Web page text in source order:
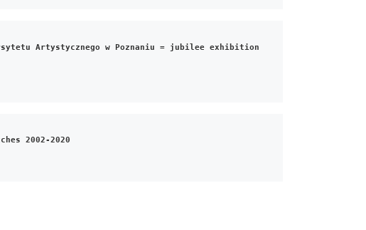
Artystycznego w Poznaniu = jubilee exhibition
2002-2020